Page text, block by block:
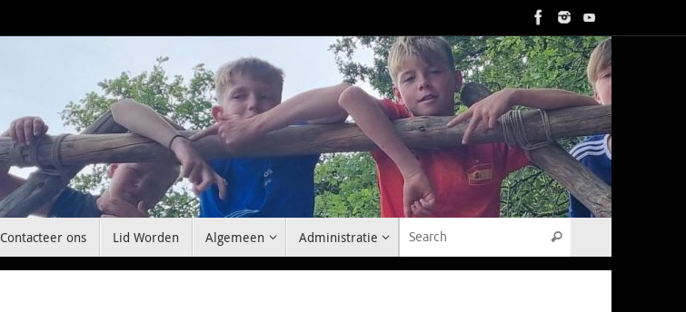
Contacteer ons Lid Worden Algemeen Administratie Search